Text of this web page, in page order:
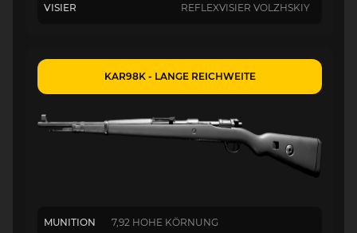
VISIER REFLEXVISIER VOLZHSKIY
KAR98K - LANGE REICHWEITE
MUNITION 7,92 HOHE KÖRNUNG